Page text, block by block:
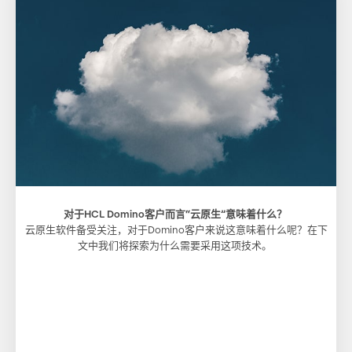
对于HCL Domino客户而言“云原生”意味着什么？
云原生软件备受关注，对于Domino客户来说这意味着什么呢？在下
文中我们将探索为什么需要采用这项技术。